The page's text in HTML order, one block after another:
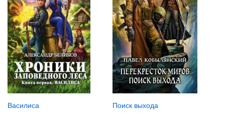
Василиса Поиск выхода